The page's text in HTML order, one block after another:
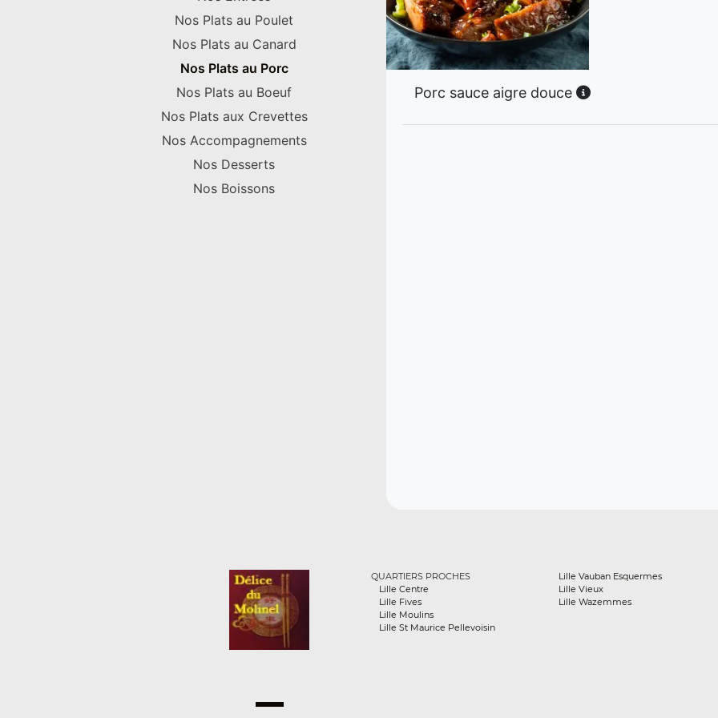
Nos Plats au Poulet
Nos Plats au Canard
Nos Plats au Porc
Nos Plats au Boeuf
Nos Plats aux Crevettes
Nos Accompagnements
Nos Desserts
Nos Boissons
Porc sauce aigre douce
QUARTIERS PROCHES
Lille Centre
Lille Fives
Lille Moulins
Lille St Maurice Pellevoisin
Lille Vauban Esquermes
Lille Vieux
Lille Wazemmes